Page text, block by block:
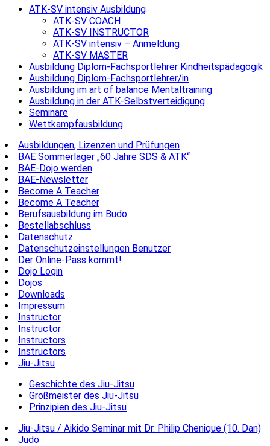
ATK-SV intensiv Ausbildung
ATK-SV COACH
ATK-SV INSTRUCTOR
ATK-SV intensiv – Anmeldung
ATK-SV MASTER
Ausbildung Diplom-Fachsportlehrer Kindheitspädagogik
Ausbildung Diplom-Fachsportlehrer/in
Ausbildung im art of balance Mentaltraining
Ausbildung in der ATK-Selbstverteidigung
Seminare
Wettkampfausbildung
Ausbildungen, Lizenzen und Prüfungen
BAE Sommerlager „60 Jahre SDS & ATK“
BAE-Dojo werden
BAE-Newsletter
Become A Teacher
Become A Teacher
Berufsausbildung im Budo
Bestellabschluss
Datenschutz
Datenschutzeinstellungen Benutzer
Der Online-Pass kommt!
Dojo Login
Dojos
Downloads
Impressum
Instructor
Instructor
Instructors
Instructors
Jiu-Jitsu
Geschichte des Jiu-Jitsu
Großmeister des Jiu-Jitsu
Prinzipien des Jiu-Jitsu
Jiu-Jitsu / Aikido Seminar mit Dr. Philip Chenique (10. Dan)
Judo